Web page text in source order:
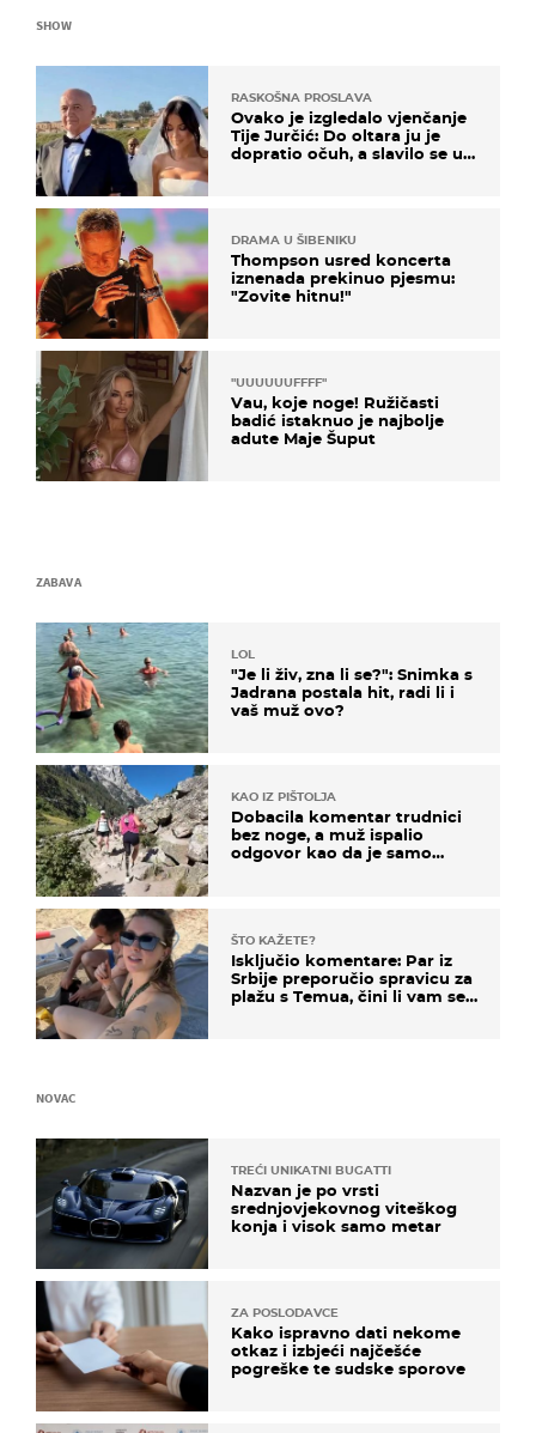
SHOW
RASKOŠNA PROSLAVA
Ovako je izgledalo vjenčanje
Tije Jurčić: Do oltara ju je
dopratio očuh, a slavilo se uz
DRAMA U ŠIBENIKU
Thompson usred koncerta
iznenada prekinuo pjesmu:
"Zovite hitnu!"
"UUUUUUFFFF"
Vau, koje noge! Ružičasti
badić istaknuo je najbolje
adute Maje Šuput
ZABAVA
LOL
"Je li živ, zna li se?": Snimka s
Jadrana postala hit, radi li i
vaš muž ovo?
KAO IZ PIŠTOLJA
Dobacila komentar trudnici
bez noge, a muž ispalio
odgovor kao da je samo
ŠTO KAŽETE?
Isključio komentare: Par iz
Srbije preporučio spravicu za
plažu s Temua, čini li vam se
NOVAC
TREĆI UNIKATNI BUGATTI
Nazvan je po vrsti
srednjovjekovnog viteškog
konja i visok samo metar
ZA POSLODAVCE
Kako ispravno dati nekome
otkaz i izbjeći najčešće
pogreške te sudske sporove